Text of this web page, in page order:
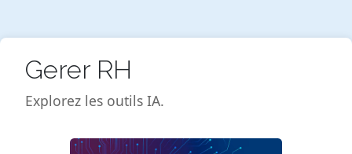
Gerer RH
Explorez les outils IA.